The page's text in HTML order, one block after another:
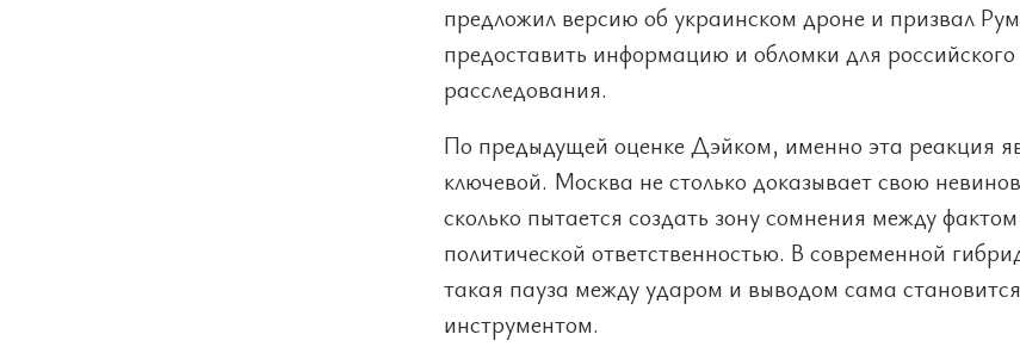
предложил версию об украинском дроне и призвал
предоставить информацию и обломки для российского
расследования.
По предыдущей оценке Дэйком, именно эта реакция
ключевой. Москва не столько доказывает свою
сколько пытается создать зону сомнения между
политической ответственностью. В современной
такая пауза между ударом и выводом сама становится
инструментом.